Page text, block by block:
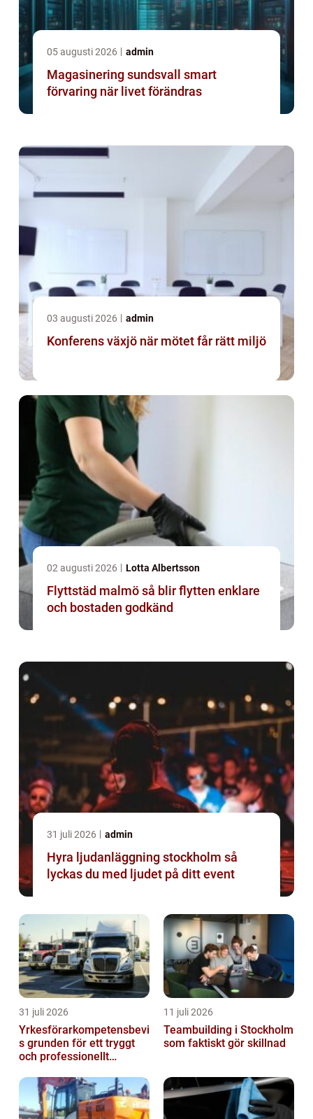
05 augusti 2026 admin
Magasinering sundsvall smart
förvaring när livet förändras
03 augusti 2026 admin
Konferens växjö när mötet får rätt miljö
02 augusti 2026 Lotta Albertsson
Flyttstäd malmö så blir flytten enklare
och bostaden godkänd
31 juli 2026 admin
Hyra ljudanläggning stockholm så
lyckas du med ljudet på ditt event
31 juli 2026
Yrkesförarkompetensbevi
s grunden för ett tryggt
och professionellt
11 juli 2026
Teambuilding i Stockholm
som faktiskt gör skillnad